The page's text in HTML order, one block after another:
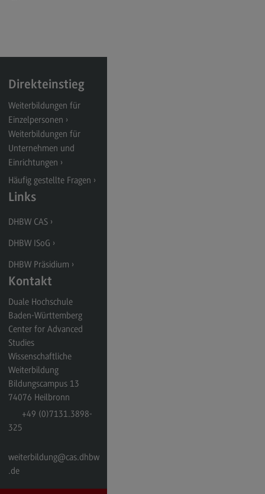
Direkteinstieg
Weiterbildungen für
Einzelpersonen
Weiterbildungen für
Unternehmen und
Einrichtungen
Häufig gestellte Fragen
Links
DHBW CAS
DHBW ISoG
DHBW Präsidium
Kontakt
Duale Hochschule
Baden-Württemberg
Center for Advanced
Studies
Wissenschaftliche
Weiterbildung
Bildungscampus 13
74076 Heilbronn
+49 (0)7131.3898-
325
weiterbildung@cas.dhbw
.de